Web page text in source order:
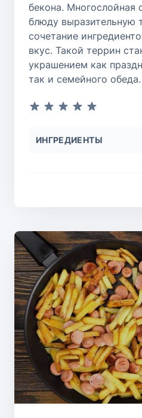
бекона. Многослойная
блюду выразительную
сочетание
вкус. Такой террин
украшением как
так и семейного обеда.
ИНГРЕДИЕНТЫ